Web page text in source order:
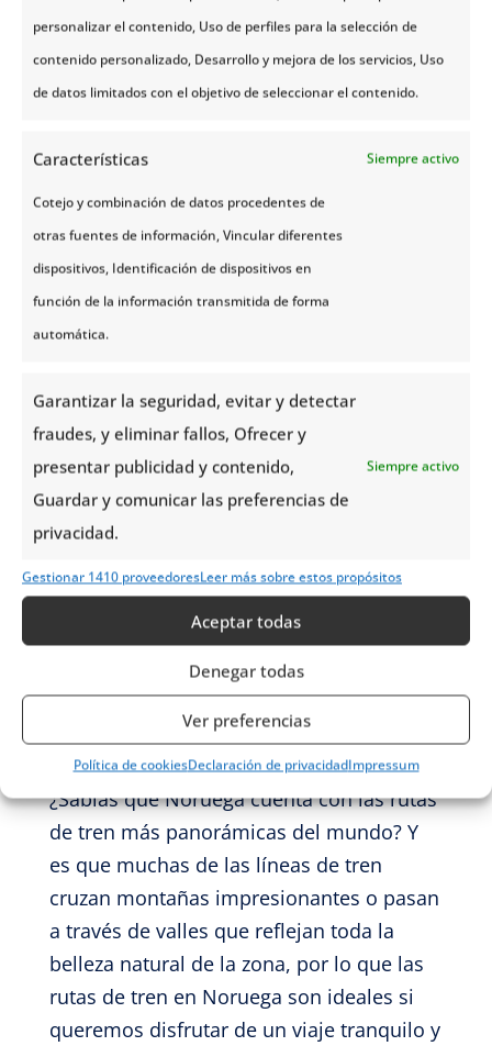
personalizar el contenido, Uso de perfiles para la selección de
contenido personalizado, Desarrollo y mejora de los servicios, Uso
de datos limitados con el objetivo de seleccionar el contenido.
Características Siempre activo
Cotejo y combinación de datos procedentes de
otras fuentes de información, Vincular diferentes
dispositivos, Identificación de dispositivos en
función de la información transmitida de forma
automática.
Garantizar la seguridad, evitar y detectar
fraudes, y eliminar fallos, Ofrecer y
presentar publicidad y contenido,
Guardar y comunicar las preferencias de
privacidad.
Siempre activo
Gestionar 1410 proveedoresLeer más sobre estos propósitos
Aceptar todas
Denegar todas
Ver preferencias
Política de cookiesDeclaración de privacidadImpressum
impresionante litoral noruego y si
también queremos pasar justo por la
línea del Círculo Polar Ártico.
La ruta de tren de Nordland
Lalínea de Nordland es la única que
atraviesa el Círculo Polar Ártico
, por lo
que puede ser una de las mejores
alternativas para
impresionante belleza natural que nos
ofrece los territorios noruegos
Además, esta ruta conecta a las ciudades
de Trondheim y Bodø, por lo que sus 729
kilómetros de largo la convierten en la
línea de tren más extensa de Noruega.
¿Sabías que Noruega cuenta con las rutas
de tren más panorámicas del mundo? Y
es que muchas de las líneas de tren
cruzan montañas impresionantes o pasan
a través de valles que reflejan toda la
belleza natural de la zona, por lo que las
rutas de tren en Noruega son ideales si
queremos disfrutar de un viaje tranquilo y